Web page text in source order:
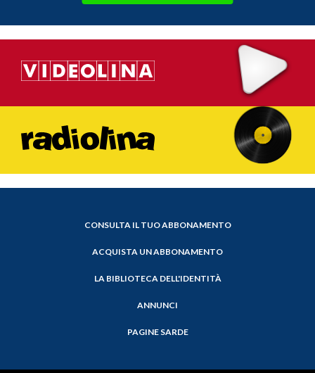
CONSULTA IL TUO ABBONAMENTO
ACQUISTA UN ABBONAMENTO
LA BIBLIOTECA DELL'IDENTITÀ
ANNUNCI
PAGINE SARDE